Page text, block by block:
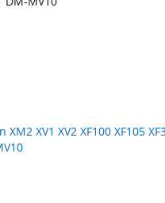
XM2 XV1 XV2 XF100 XF105